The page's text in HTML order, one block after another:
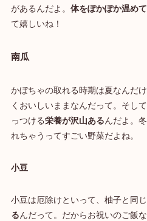
があるんだよ。 体をぽかぽか温め
て嬉しいね！
南瓜
かぼちゃの取れる時期は夏なんだ
くおいしいままなんだって。そし
っつける栄養が沢山あるんだよ。
れちゃうってすごい野菜だよね。
小豆
小豆は厄除けといって、柚子と同
るんだって。だからお祝いのご飯